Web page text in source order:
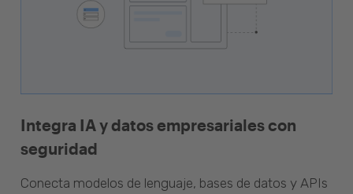
Integra IA y datos empresariales con
seguridad
Conecta modelos de lenguaje, bases de datos y APIs